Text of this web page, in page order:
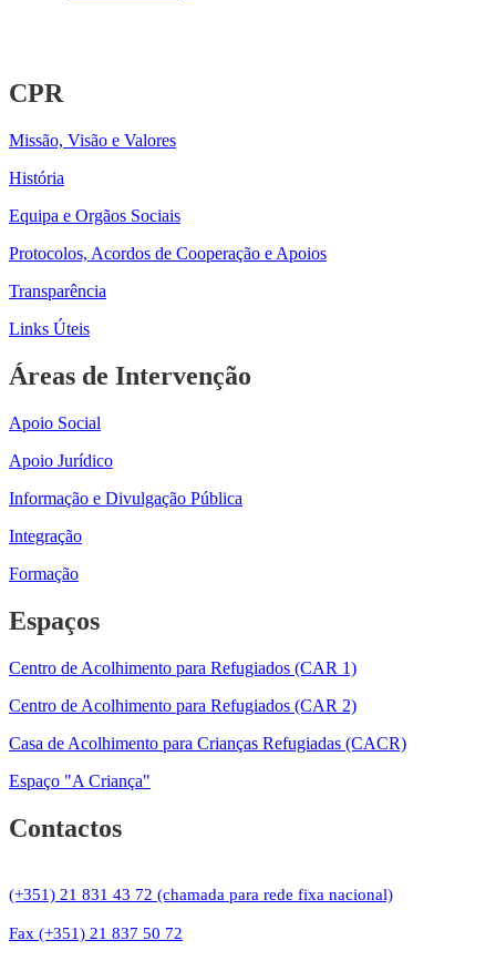
CPR
Missão, Visão e Valores
História
Equipa e Orgãos Sociais
Protocolos, Acordos de Cooperação e Apoios
Transparência
Links Úteis
Áreas de Intervenção
Apoio Social
Apoio Jurídico
Informação e Divulgação Pública
Integração
Formação
Espaços
Centro de Acolhimento para Refugiados (CAR 1)
Centro de Acolhimento para Refugiados (CAR 2)
Casa de Acolhimento para Crianças Refugiadas (CACR)
Espaço "A Criança"
Contactos
(+351) 21 831 43 72 (chamada para rede fixa nacional)
Fax (+351) 21 837 50 72